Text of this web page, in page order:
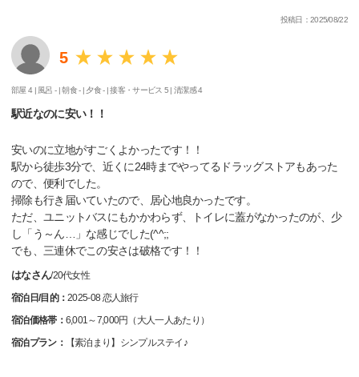
投稿日：2025/08/22
5
部屋 4 | 風呂 - |朝食 - | 夕食 - |接客・サービス 5 |清潔感 4
駅近なのに安い！！
安いのに立地がすごくよかったです！！
駅から徒歩3分で、近くに24時までやってるドラッグストアもあった
ので、便利でした。
掃除も行き届いていたので、居心地良かったです。
ただ、ユニットバスにもかかわらず、トイレに蓋がなかったのが、少
し「う～ん…」な感じでした(^^;;
でも、三連休でこの安さは破格です！！
はなさん/20代女性
宿泊日/目的：2025-08 恋人旅行
宿泊価格帯： 6,001～7,000円（大人一人あたり）
宿泊プラン：
【素泊まり】シンプルステイ♪